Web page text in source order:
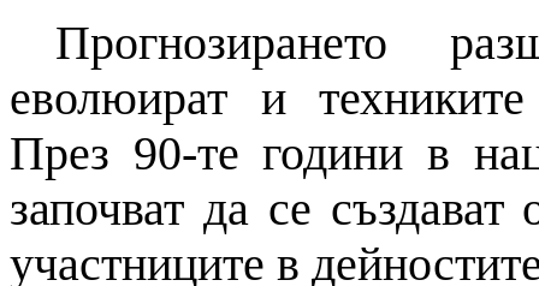
Прогнозирането
еволюират и
През 90-те години в
започват да се
участниците в